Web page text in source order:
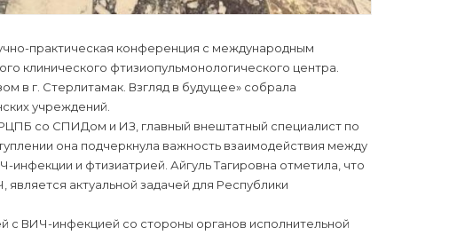
практическая конференция с международным
клинического фтизиопульмонологического центра.
в г. Стерлитамак. Взгляд в будущее» собрала
учреждений.
со СПИДом и ИЗ, главный внештатный специалист по
она подчеркнула важность взаимодействия между
и фтизиатрией. Айгуль Тагировна отметила, что
актуальной задачей для Республики
с ВИЧ-инфекцией со стороны органов исполнительной